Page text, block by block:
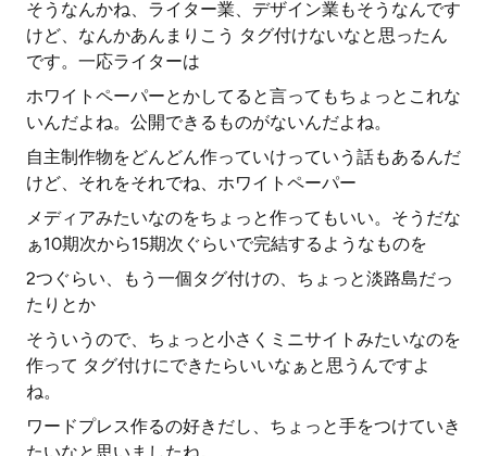
そうなんかね、ライター業、デザイン業もそうなんです
けど、なんかあんまりこう タグ付けないなと思ったん
です。一応ライターは
ホワイトペーパーとかしてると言ってもちょっとこれな
いんだよね。公開できるものがないんだよね。
自主制作物をどんどん作っていけっていう話もあるんだ
けど、それをそれでね、ホワイトペーパー
メディアみたいなのをちょっと作ってもいい。そうだな
ぁ10期次から15期次ぐらいで完結するようなものを
2つぐらい、もう一個タグ付けの、ちょっと淡路島だっ
たりとか
そういうので、ちょっと小さくミニサイトみたいなのを
作って タグ付けにできたらいいなぁと思うんですよ
ね。
ワードプレス作るの好きだし、ちょっと手をつけていき